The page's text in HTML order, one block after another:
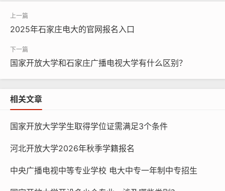
不过，专业的难易程度因人而异，还与个人的兴趣、学习
能力和基础有关。
学历认可度
电大的学历国家是承认的。石家庄广播电视大学是经教育
查，与普通高等教育学历证书具有同等法律效力。在就
应的作用。但在一些特定的就业领域或企业中，可能会存
在对学历类型有不同要求的情况。
石家庄电大咨询电话：0311-87365677；183324706
2025年石家庄电大的官网报名入口
国家开放大学和石家庄广播电视大学有什么区别？
相关文章
国家开放大学学生取得学位证需满足3个条件
河北开放大学2026年秋季学籍报名
中央广播电视中等专业学校 电大中专一年制中专招生